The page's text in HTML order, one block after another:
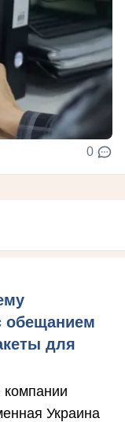
0
обещанием
для
Украина